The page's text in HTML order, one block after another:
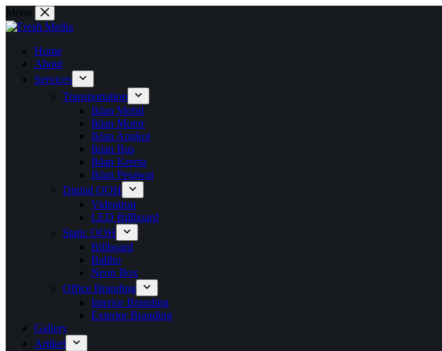
Skip
to
Menu
Home
About
Services
Transportation
Iklan Mobil
Iklan Motor
Iklan Angkot
Iklan Bus
Iklan Kereta
Iklan Pesawat
Digital OOH
Videotron
LED Billboard
Static OOH
Billboard
Baliho
Neon Box
Office Branding
Interior Branding
Exterior Branding
Gallery
Artikel